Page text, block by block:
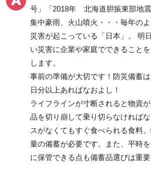
避難誘導品
非常持出袋
ヘルメット
避難用セット品
その他
消火用品 救助
救急用品 情報
号」「2018年 北海道胆振東部地震
集中豪雨、火山噴火・・・毎年の
災害が起こっている「日本」。 明
い災害に企業や家庭でできること
します。
事前の準備が大切です！防災備蓄
日分以上あればなおよし！
ライフラインが寸断されると物資
品を切り崩して乗り切らなければ
スがなくてもすぐ食べられる食料
量の備蓄が必要です。また、平時
に保管できる点も備蓄品選びは重要